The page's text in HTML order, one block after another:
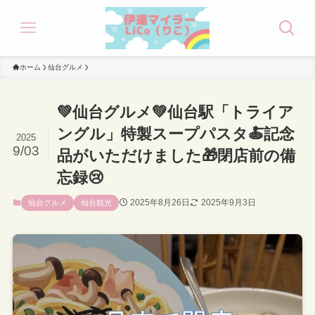
ホーム 仙台グルメ
💚仙台グルメ💚仙台駅「トライア
ングル」特製スープパスタ🍝記念
品がいただけました🎁閉店前の備
忘録😢
2025
9/03
仙台グルメ 仙台観光 2025年8月26日 2025年9月3日